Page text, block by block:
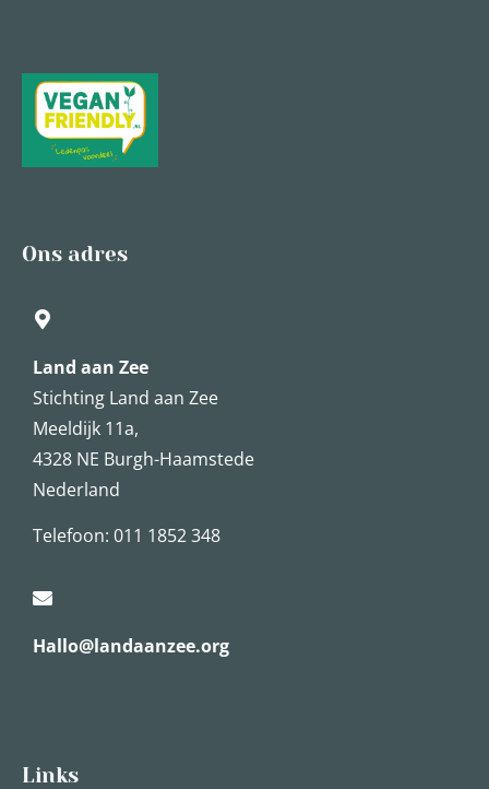
Ons adres
Land aan Zee
Stichting Land aan Zee
Meeldijk 11a,
4328 NE Burgh-Haamstede
Nederland
Telefoon: 011 1852 348
Hallo@landaanzee.org
Links